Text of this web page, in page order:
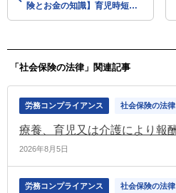
険とお金の知識】育児時短就
「社会保険の法律」関連記事
労務コンプライアンス 社会保険の法律
2026年8月5日
労務コンプライアンス 社会保険の法律